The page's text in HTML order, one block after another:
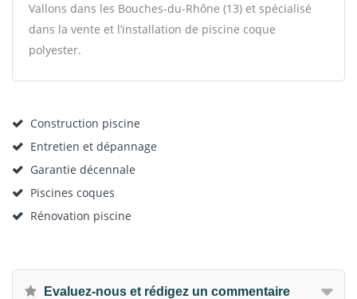
Vallons dans les Bouches-du-Rhône (13) et spécialisé
dans la vente et l’installation de piscine coque
polyester.
Construction piscine
Entretien et dépannage
Garantie décennale
Piscines coques
Rénovation piscine
Evaluez-nous et rédigez un commentaire